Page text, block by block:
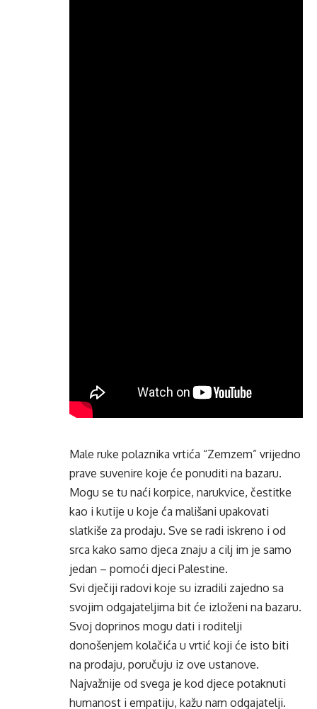
Male ruke polaznika vrtića “Zemzem” vrijedno
prave suvenire koje će ponuditi na bazaru.
Mogu se tu naći korpice, narukvice, čestitke
kao i kutije u koje ća mališani upakovati
slatkiše za prodaju. Sve se radi iskreno i od
srca kako samo djeca znaju a cilj im je samo
jedan – pomoći djeci Palestine.
Svi dječiji radovi koje su izradili zajedno sa
svojim odgajateljima bit će izloženi na bazaru.
Svoj doprinos mogu dati i roditelji
donošenjem kolačića u vrtić koji će isto biti
na prodaju, poručuju iz ove ustanove.
Najvažnije od svega je kod djece potaknuti
humanost i empatiju, kažu nam odgajatelji.